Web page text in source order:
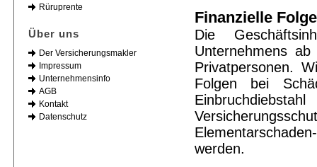
Rüruprente
Über uns
Der Versicherungsmakler
Impressum
Unternehmensinfo
AGB
Kontakt
Datenschutz
Finanzielle
Die
Unternehmens
Privatpersonen.
Folgen bei
werden.